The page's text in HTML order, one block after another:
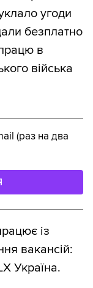
угоди
безплатно
в
війська
(раз на два
із
вакансій:
Україна.